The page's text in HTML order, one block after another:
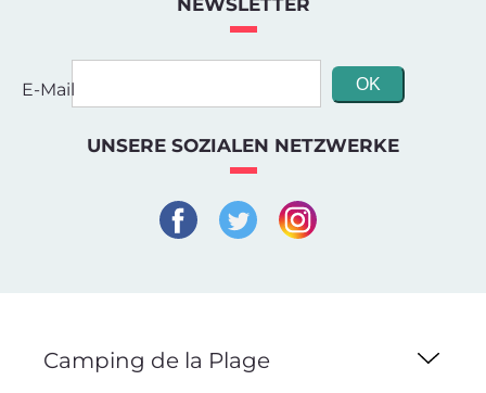
E-Mail
UNSERE SOZIALEN NETZWERKE
Camping de la Plage